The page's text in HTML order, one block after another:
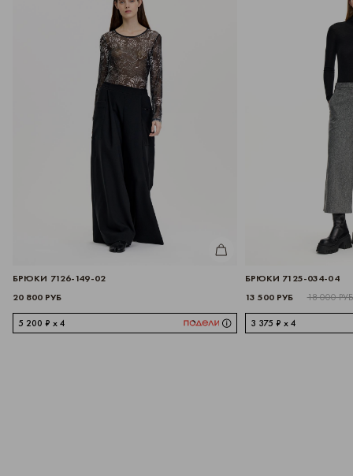
КУПИТЬ
БРЮКИ 7126-149-02
20 800 РУБ
5 200 ₽ x 4
БРЮКИ 7125-034-04
13 500 РУБ
18 000 РУБ
3 375 ₽ x 4